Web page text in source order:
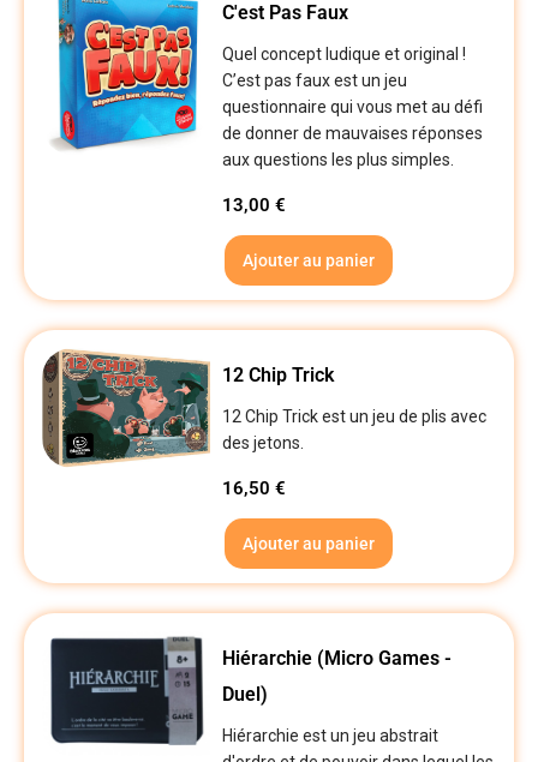
C'est Pas Faux
Quel concept ludique et original !
C’est pas faux est un jeu
questionnaire qui vous met au défi
de donner de mauvaises réponses
aux questions les plus simples.
13,00€
Ajouter au panier
12 Chip Trick
12 Chip Trick est un jeu de plis avec
des jetons.
16,50€
Ajouter au panier
Hiérarchie (Micro Games -
Duel)
Hiérarchie est un jeu abstrait